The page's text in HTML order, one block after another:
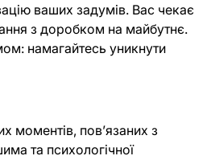
ваших задумів. Вас чекає
з доробком на майбутнє.
намагайтесь уникнути
моментів, повʼязаних з
та психологічної